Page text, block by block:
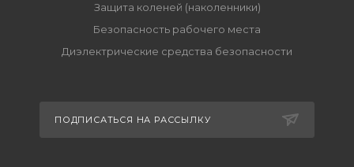
Защита коленей (наколенники)
Безопасность рабочего места
Диэлектрические средства безопасности
ПОДПИСАТЬСЯ НА РАССЫЛКУ